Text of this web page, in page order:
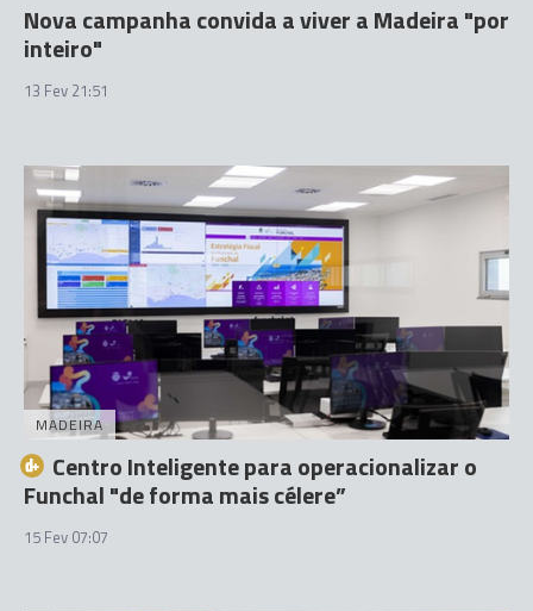
Nova campanha convida a viver a Madeira "por
inteiro"
13 Fev 21:51
MADEIRA
Centro Inteligente para operacionalizar o
Funchal "de forma mais célere”
15 Fev 07:07